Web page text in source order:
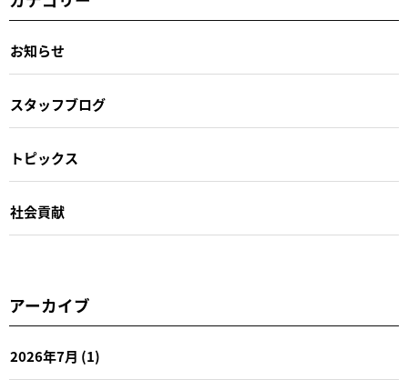
お知らせ
スタッフブログ
トピックス
社会貢献
アーカイブ
2026年7月 (1)